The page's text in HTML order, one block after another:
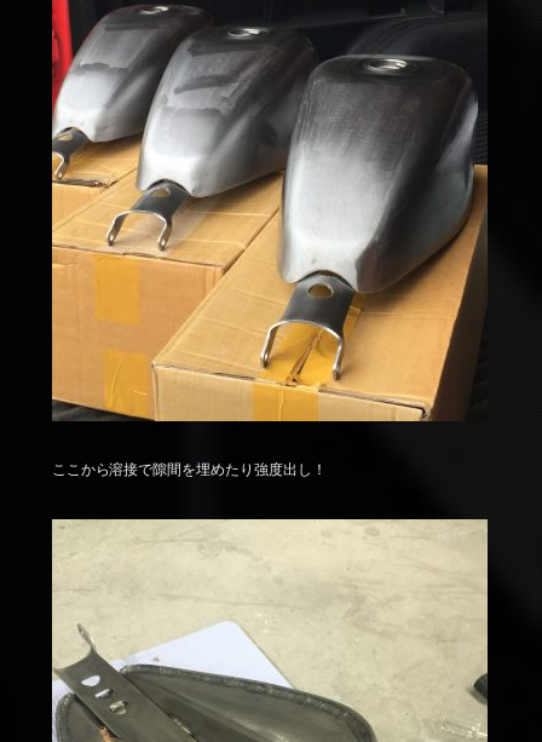
ここから溶接で隙間を埋めたり強度出し！